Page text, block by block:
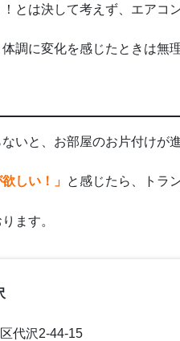
とは決して考えず、エアコ
調に変化を感じたときは無
いと、お部屋のお片付けが
しい！」 と感じたら、トラ
ます。
代沢2-44-15